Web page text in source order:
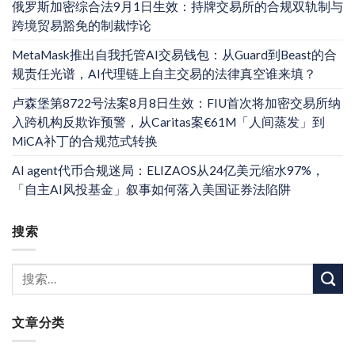
俄罗斯加密综合法9月1日生效：持牌交易所的合规双轨制与
跨境贸易豁免的制裁悖论
MetaMask推出自我托管AI交易钱包：从Guard到Beast的合
规责任光谱，AI代理链上自主交易的法律真空谁来填？
卢森堡第8722号法案8月8日生效：FIU首次将加密交易所纳
入跨机构反欺诈预警，从Caritas案€61M「人间蒸发」到
MiCA补丁的合规范式转换
AI agent代币合规迷局：ELIZAOS从24亿美元缩水97%，
「自主AI风投基金」叙事如何落入美国证券法陷阱
搜索
文章分类